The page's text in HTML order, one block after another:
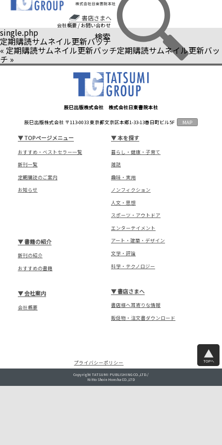
書店さまへ
会社概要 / お問い合わせ
検索
single.php
定期購読サムネイル更新バッチ
« 定期購読サムネイル更新バッチ定期購読サムネイル更新バッ
チ »
辰巳出版株式会社 株式会社日東書院本社
辰巳出版株式会社 〒113-0033 東京都文京区本郷1-33-13春日町ビル5F MAP
▼TOPページメニュー
おすすめ・ベストセラー一覧
新刊一覧
定期購読のご案内
お知らせ
▼本を探す
暮らし・健康・子育て
雑誌
趣味・実用
ノンフィクション
人文・思想
スポーツ・アウトドア
エンターテイメント
アート・建築・デザイン
文学・評論
科学・テクノロジー
▼書籍の紹介
新刊の紹介
おすすめの書籍
▼書店さまへ
書店様へ耳寄りな情報
販促物・注文書ダウンロード
▼会社案内
会社概要
プライバシーポリシー TOPへ
Copyright TATSUMI PUBLISHING CO.,LTD./
Nitto Shoin Honsha CO.,LTD